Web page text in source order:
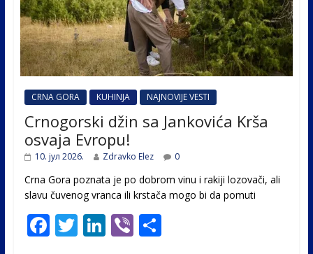
CRNA GORA KUHINJA NAJNOVIJE VESTI
Crnogorski džin sa Jankovića Krša
osvaja Evropu!
10. јул 2026. Zdravko Elez 0
Crna Gora poznata je po dobrom vinu i rakiji lozovači, ali
slavu čuvenog vranca ili krstača mogo bi da pomuti
F T Li Vi S